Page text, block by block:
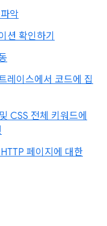
악
션 확인하기
레이스에서 코드에 집
CSS 전체 키워드에
페이지에 대한